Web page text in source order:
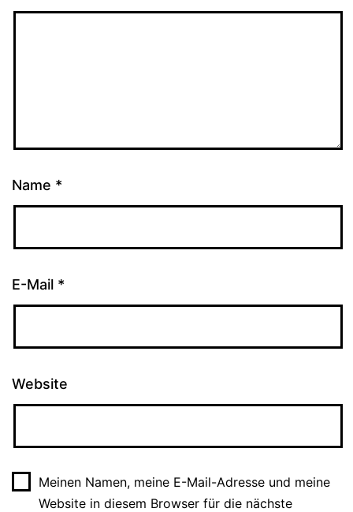
Name *
E-Mail *
Website
Meinen Namen, meine E-Mail-Adresse und meine
Website in diesem Browser für die nächste